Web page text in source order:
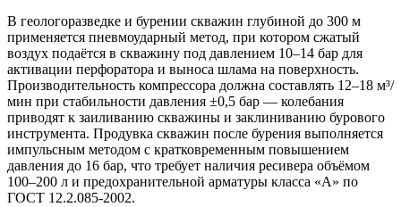
В геологоразведке и бурении скважин глубиной до 300 м
применяется пневмоударный метод, при котором сжатый
воздух подаётся в скважину под давлением 10–14 бар для
активации перфоратора и выноса шлама на поверхность.
Производительность компрессора должна составлять 12–18 м³/
мин при стабильности давления ±0,5 бар — колебания
приводят к заиливанию скважины и заклиниванию бурового
инструмента. Продувка скважин после бурения выполняется
импульсным методом с кратковременным повышением
давления до 16 бар, что требует наличия ресивера объёмом
100–200 л и предохранительной арматуры класса «А» по
ГОСТ 12.2.085-2002.